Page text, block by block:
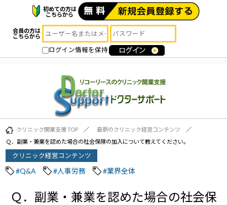
初めての方は
こちらから
会員の方は
こちらから
ログイン情報を保持
クリニック開業支援 TOP
最新のクリニック経営コンテンツ
Ｑ．副業・兼業を認めた場合の社会保険の加入について教えてください。
クリニック経営コンテンツ
#Q&A #人事労務 #業界全体
Ｑ．副業・兼業を認めた場合の社会保